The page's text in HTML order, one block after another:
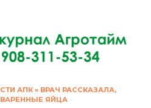
АПК » ВРАЧ РАССКАЗАЛА,
ЯЙЦА